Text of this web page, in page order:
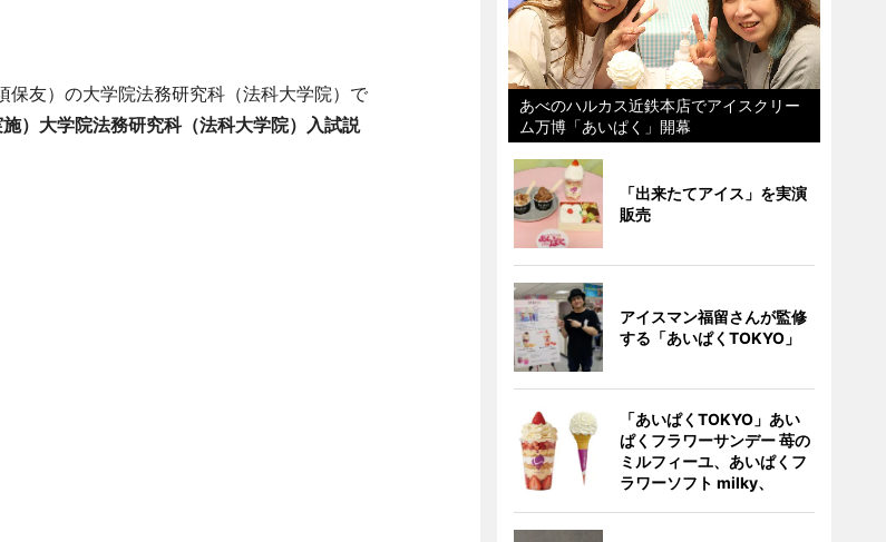
友）の大学院法務研究科（法科大学院）で
）大学院法務研究科（法科大学院）入試説
あべのハルカス近鉄本店でアイスクリー
ム万博「あいぱく」開幕
「出来たてアイス」を実演
販売
アイスマン福留さんが監修
する「あいぱくTOKYO」
「あいぱくTOKYO」あい
ぱくフラワーサンデー 苺の
ミルフィーユ、あいぱくフ
ラワーソフト milky、